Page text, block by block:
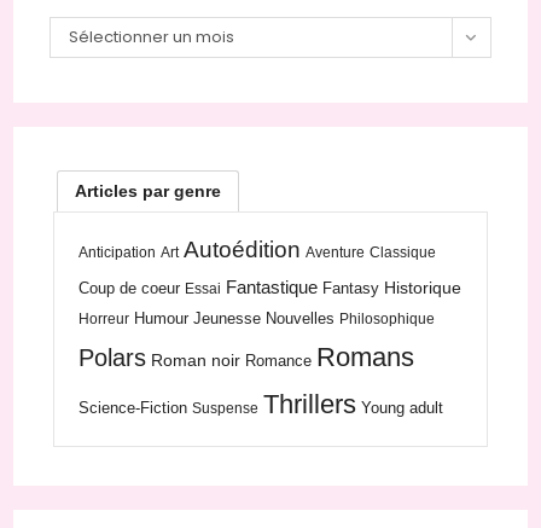
Archives
Sélectionner un mois
Articles par genre
Anticipation Art Autoédition Aventure Classique
Coup de coeur Essai Fantastique Fantasy Historique
Horreur Humour Jeunesse Nouvelles Philosophique
Polars Roman noir Romance Romans
Science-Fiction Suspense Thrillers Young adult